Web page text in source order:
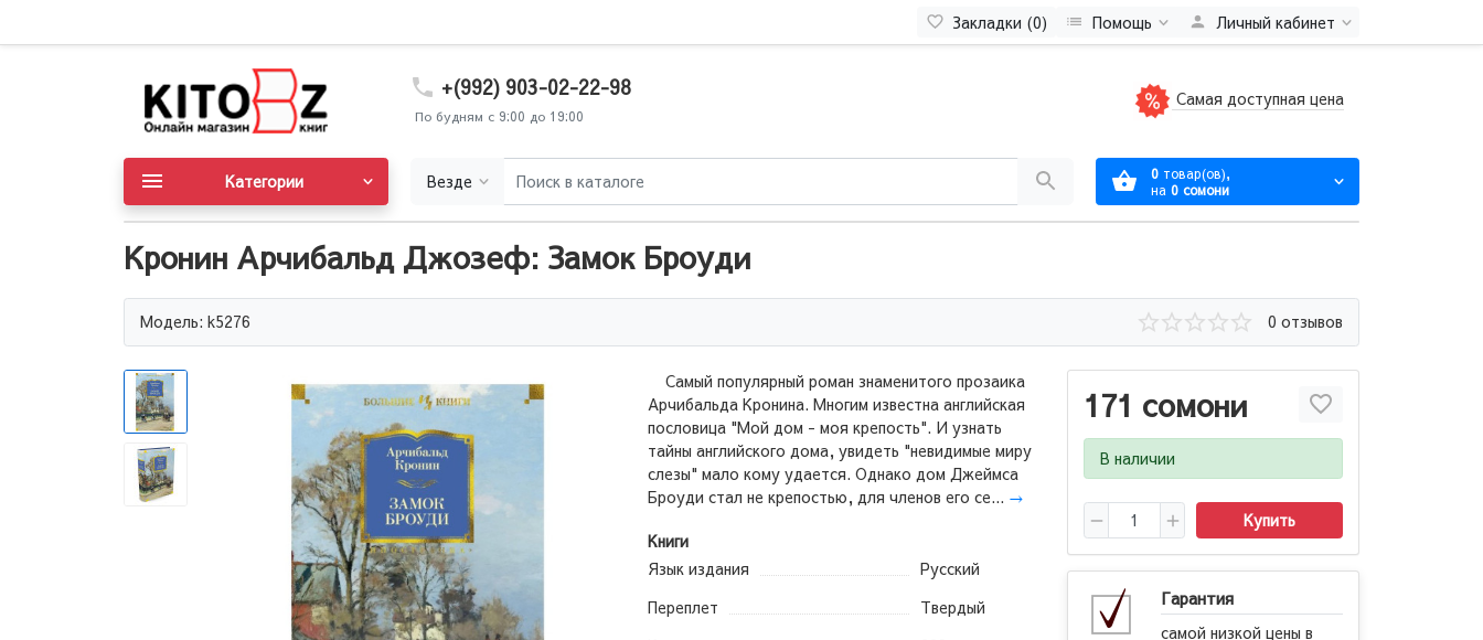
Закладки (0) Помощь Личный кабинет
+(992) 903-02-22-98
По будням с 9:00 до 19:00
Самая доступная цена
Везде 0 товар(ов),
на 0 сомони
Категории
Кронин Арчибальд Джозеф: Замок Броуди
Модель: k5276 0 отзывов
171 сомони
В наличии
Купить
Гарантия
самой низкой цены в
Самый популярный роман знаменитого прозаика
Арчибальда Кронина. Многим известна английская
пословица "Мой дом - моя крепость". И узнать
тайны английского дома, увидеть "невидимые миру
слезы" мало кому удается. Однако дом Джеймса
Броуди стал не крепостью, для членов его се... →
Книги
Язык издания
Русский
Переплет
Твердый